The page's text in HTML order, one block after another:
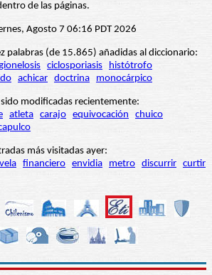
de las páginas.
Agosto 7 06:16 PDT 2026
palabras (de 15.865) añadidas al diccionario:
ciclosporiasis
histótrofo
achicar doctrina monocárpico
modificadas recientemente:
atleta carajo equivocación
chuico
más visitadas ayer:
financiero envidia metro discurrir curtir